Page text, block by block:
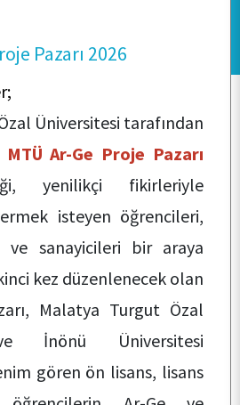
Pazarı 2026
Üniversitesi tarafından
Ar-Ge Proje Pazarı
yenilikçi fikirleriyle
isteyen öğrencileri,
ve sanayicileri bir araya
kez düzenlenecek olan
Malatya Turgut Özal
İnönü Üniversitesi
gören ön lisans, lisans